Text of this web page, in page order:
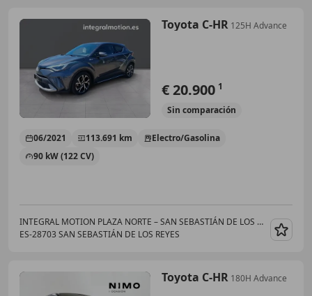
Toyota C-HR 125H Advance
€ 20.900 1
Sin comparación
06/2021 113.691 km
Electro/Gasolina
90 kW (122 CV)
INTEGRAL MOTION PLAZA NORTE – SAN SEBASTIÁN DE LOS REYES
ES-28703 SAN SEBASTIÁN DE LOS REYES
Toyota C-HR 180H Advance